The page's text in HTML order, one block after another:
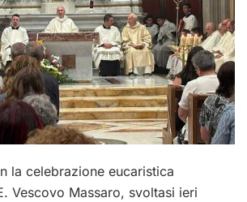
la celebrazione eucaristica
Vescovo Massaro, svoltasi ieri